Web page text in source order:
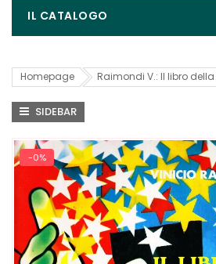
IL CATALOGO
Homepage Raimondi V.: Il libro
SIDEBAR
-0%